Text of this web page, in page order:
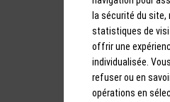
la sécurité du site,
statistiques de
offrir une
individualisée.
refuser ou en
opérations en